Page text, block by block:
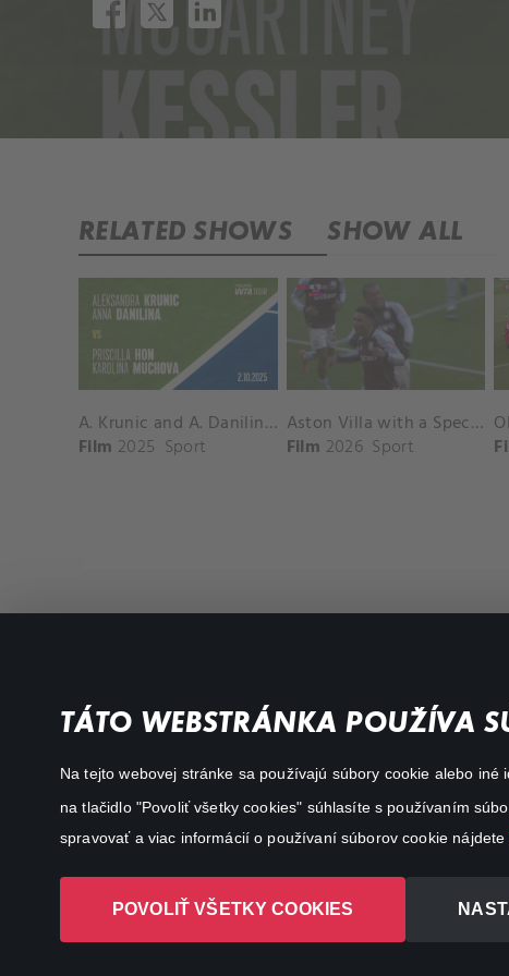
TÁTO WEBSTRÁNKA POUŽÍVA
Na tejto webovej stránke sa používajú súbory cookie alebo
na tlačidlo "Povoliť všetky cookies" súhlasíte s používaním
spravovať a viac informácií o používaní súborov cookie nájdete
POVOLIŤ VŠETKY COOKIES
RELATED SHOWS SHOW ALL
A. Krunic and A. Danilina vs. P. Hon and K. Muchova Match Highlights - BEIJING_Capital Group Diamond ( October 02, 2025)
Film 2025 Sport
Aston Villa with a Spectacular Goal vs. Nottingham Forest
Film 2026 Sport
Comedy
Documentaries